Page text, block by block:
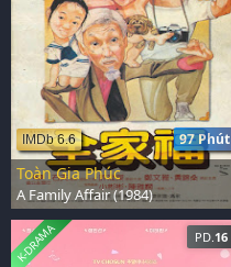
97 Phút
IMDb 6.6
Toàn Gia Phúc
A Family Affair (1984)
PD.16
K-DRAMA